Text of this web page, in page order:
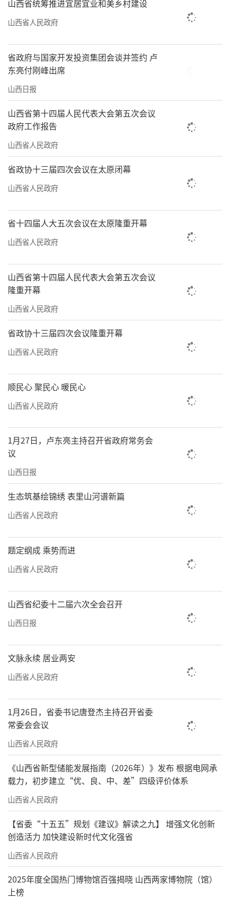
山西省统筹推进宜居宜业和美乡村建设
山西省人民政府
省政府与国家开发投资集团会谈并签约 卢
东亮付刚峰出席
山西日报
山西省第十四届人民代表大会第五次会议
政府工作报告
山西省人民政府
省政协十三届四次会议在太原闭幕
山西省人民政府
省十四届人大五次会议在太原隆重开幕
山西省人民政府
山西省第十四届人民代表大会第五次会议
隆重开幕
山西省人民政府
省政协十三届四次会议隆重开幕
山西省人民政府
顺民心 聚民心 暖民心
山西省人民政府
1月27日，卢东亮主持召开省政府常务会
议
山西日报
生态筑基绘锦绣 表里山河谱新篇
山西省人民政府
题定纲成 乘势而进
山西省人民政府
山西省纪委十二届六次全会召开
山西日报
文脉永续 居业两安
山西省人民政府
1月26日，省委书记唐登杰主持召开省委
常委会会议
山西省人民政府
《山西省新型储能发展指南（2026年）》发布 根据电网承
载力，初步建立“优、良、中、差”四级评价体系
山西省人民政府
【省委“十五五”规划《建议》解读之九】 增强文化创新
创造活力 加快建设新时代文化强省
山西省人民政府
2025年度全国热门博物馆百强揭晓 山西两家博物院（馆）
上榜